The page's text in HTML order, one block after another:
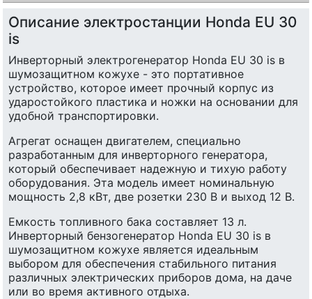
Описание электростанции Honda EU 30
is
Инверторный электрогенератор Honda EU 30 is в
шумозащитном кожухе - это портативное
устройство, которое имеет прочный корпус из
ударостойкого пластика и ножки на основании для
удобной транспортировки.
Агрегат оснащен двигателем, специально
разработанным для инверторного генератора,
который обеспечивает надежную и тихую работу
оборудования. Эта модель имеет номинальную
мощность 2,8 кВт, две розетки 230 В и выход 12 В.
Емкость топливного бака составляет 13 л.
Инверторный бензогенератор Honda EU 30 is в
шумозащитном кожухе является идеальным
выбором для обеспечения стабильного питания
различных электрических приборов дома, на даче
или во время активного отдыха.